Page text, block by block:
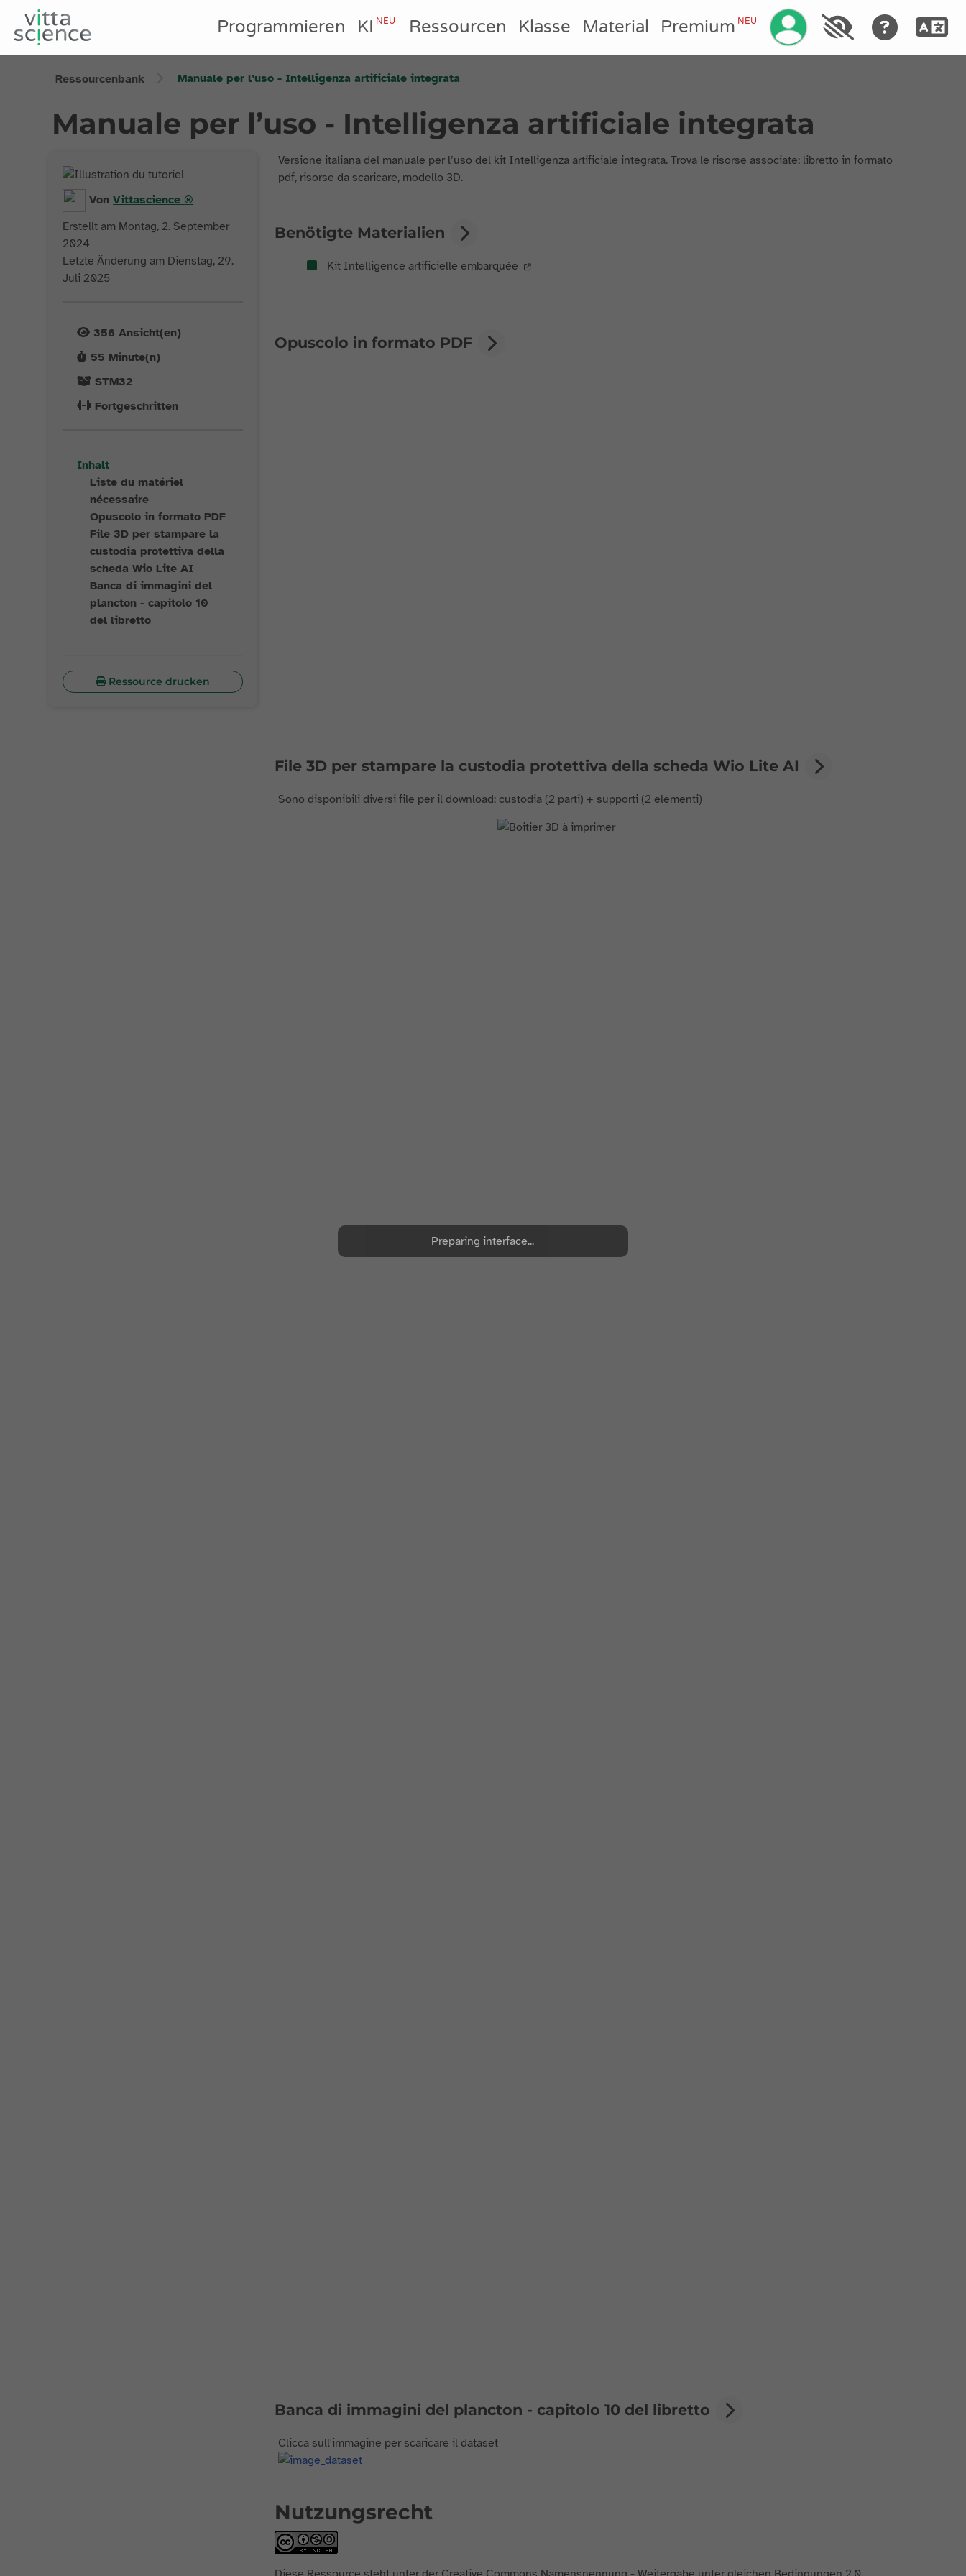
Programmieren KINEU Ressourcen Klasse Material PremiumNEU Ihr Konto verwalten
Ressourcenbank Manuale per l’uso - Intelligenza artificiale integrata
Manuale per l’uso - Intelligenza artificiale integrata
VonVittascience ®
Erstellt am Montag, 2. September
2024
Letzte Änderung am Dienstag, 29.
Juli 2025
356 Ansicht(en)
55 Minute(n)
STM32
Fortgeschritten
Inhalt
Liste du matériel
nécessaire
Opuscolo in formato PDF
File 3D per stampare la
custodia protettiva della
scheda Wio Lite AI
Banca di immagini del
plancton - capitolo 10
del libretto
Ressource drucken
Versione italiana del manuale per l’uso del kit Intelligenza artificiale integrata. Trova le risorse associate: libretto in formato
pdf, risorse da scaricare, modello 3D.
Benötigte Materialien
Kit Intelligence artificielle embarquée
Opuscolo in formato PDF
File 3D per stampare la custodia protettiva della scheda Wio Lite AI
Sono disponibili diversi file per il download: custodia (2 parti) + supporti (2 elementi)
Banca di immagini del plancton - capitolo 10 del libretto
Clicca sull'immagine per scaricare il dataset
Nutzungsrecht
Preparing interface...